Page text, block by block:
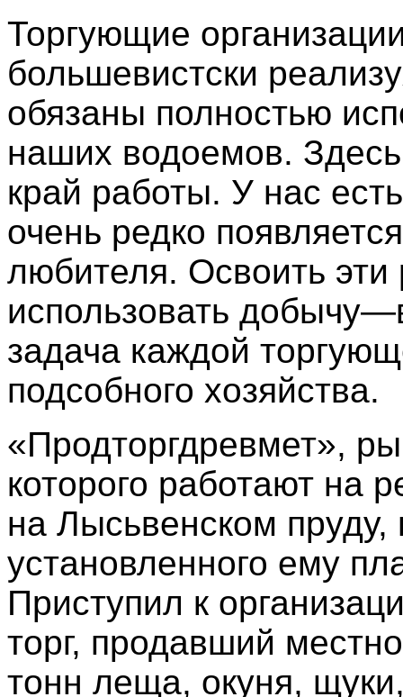
Торгующие
большевистски
обязаны полностью
наших водоемов.
край работы. У нас
очень редко
любителя. Освоить эти
использовать
задача каждой
подсобного хозяйства.
«Продторгдревмет»,
которого работают на
на Лысьвенском
установленного ему
Приступил к
торг, продавший
тонн леща, окуня,